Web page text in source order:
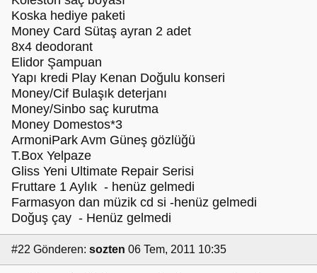
Koska hediye paketi
Money Card Sütaş ayran 2 adet
8x4 deodorant
Elidor Şampuan
Yapı kredi Play Kenan Doğulu konseri
Money/Cif Bulaşık deterjanı
Money/Sinbo saç kurutma
Money Domestos*3
ArmoniPark Avm Güneş gözlüğü
T.Box Yelpaze
Gliss Yeni Ultimate Repair Serisi
Fruttare 1 Aylık - henüz gelmedi
Farmasyon dan müzik cd si -henüz gelmedi
Doğuş çay - Henüz gelmedi
#22 Gönderen: sozten 06 Tem, 2011 10:35